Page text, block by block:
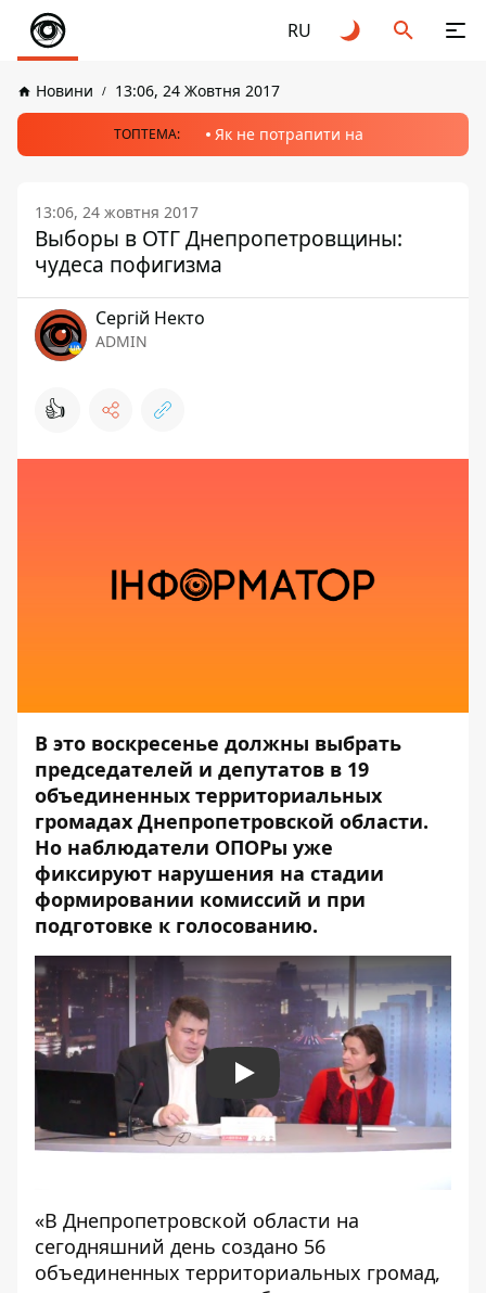
RU
Новини 13:06, 24 Жовтня 2017
ТОПТЕМА: Як не потрапити на
13:06, 24 жовтня 2017
Выборы в ОТГ Днепропетровщины:
чудеса пофигизма
Сергій Некто
ADMIN
👍
В это воскресенье должны выбрать
председателей и депутатов в 19
объединенных территориальных
громадах Днепропетровской области.
Но наблюдатели ОПОРы уже
фиксируют нарушения на стадии
формировании комиссий и при
подготовке к голосованию.
Play
«В Днепропетровской области на
сегодняшний день создано 56
объединенных территориальных громад,